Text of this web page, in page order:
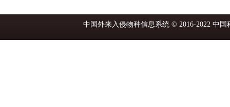
中国外来入侵物种信息系统 © 2016-2022 中